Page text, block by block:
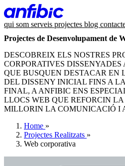
qui som serveis projectes blog
Projectes de Desenvolupament de
DESCOBREIX ELS NOSTRES
CORPORATIVES DISSENYADES
QUE BUSQUEN DESTACAR EN
DEL DISSENY INICIAL FINS A
FINAL, A ANFIBIC ENS
LLOCS WEB QUE REFORCIN
MILLORIN LA COMUNICACIÓ I
Home »
Projectes Realitzats »
Web corporativa